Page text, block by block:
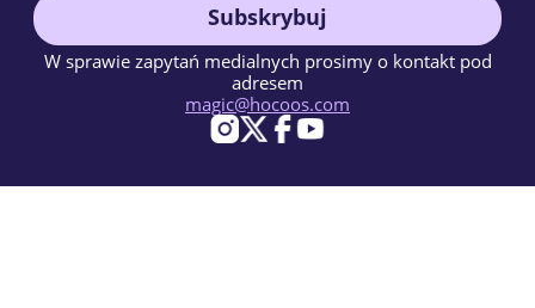
Subskrybuj
W sprawie zapytań medialnych prosimy o kontakt pod
adresem
magic@hocoos.com